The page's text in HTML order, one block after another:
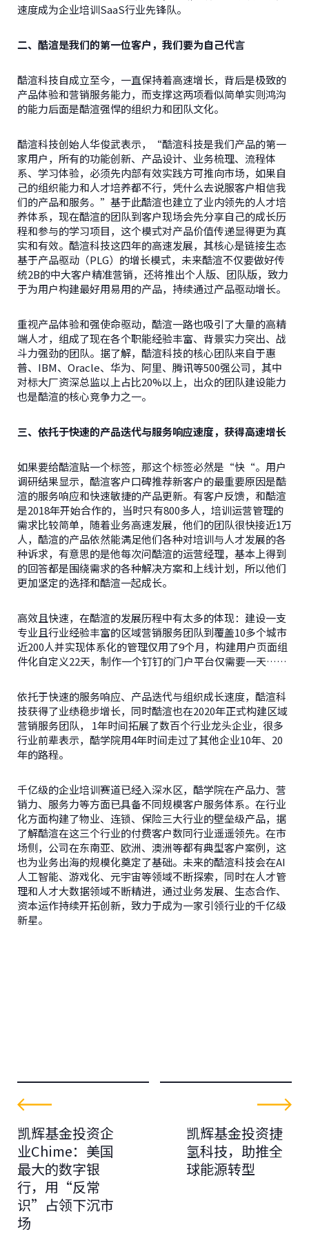
速度成为企业培训SaaS行业先锋队。
二、酷渲是我们的第一位客户，我们要为自己代言
酷渲科技自成立至今，一直保持着高速增长，背后是极致的
产品体验和营销服务能力，而支撑这两项看似简单实则鸿沟
的能力后面是酷渲强悍的组织力和团队文化。
酷渲科技创始人华俊武表示，“酷渲科技是我们产品的第一
家用户，所有的功能创新、产品设计、业务梳理、流程体
系、学习体验，必须先内部有效实践方可推向市场，如果自
己的组织能力和人才培养都不行，凭什么去说服客户相信我
们的产品和服务。”基于此酷渲也建立了业内领先的人才培
养体系，现在酷渲的团队到客户现场会先分享自己的成长历
程和参与的学习项目，这个模式对产品价值传递显得更为真
实和有效。酷渲科技这四年的高速发展，其核心是链接生态
基于产品驱动（PLG）的增长模式，未来酷渲不仅要做好传
统2B的中大客户精准营销，还将推出个人版、团队版，致力
于为用户构建最好用易用的产品，持续通过产品驱动增长。
重视产品体验和强使命驱动，酷渲一路也吸引了大量的高精
端人才，组成了现在各个职能经验丰富、背景实力突出、战
斗力强劲的团队。据了解，酷渲科技的核心团队来自于惠
普、IBM、Oracle、华为、阿里、腾讯等500强公司，其中
对标大厂资深总监以上占比20%以上，出众的团队建设能力
也是酷渲的核心竞争力之一。
三、依托于快速的产品迭代与服务响应速度，获得高速增长
如果要给酷渲贴一个标签，那这个标签必然是“快“。用户
调研结果显示，酷渲客户口碑推荐新客户的最重要原因是酷
渲的服务响应和快速敏捷的产品更新。有客户反馈，和酷渲
是2018年开始合作的，当时只有800多人，培训运营管理的
需求比较简单，随着业务高速发展，他们的团队很快接近1万
人，酷渲的产品依然能满足他们各种对培训与人才发展的各
种诉求，有意思的是他每次问酷渲的运营经理，基本上得到
的回答都是围绕需求的各种解决方案和上线计划，所以他们
更加坚定的选择和酷渲一起成长。
高效且快速，在酷渲的发展历程中有太多的体现：建设一支
专业且行业经验丰富的区域营销服务团队到覆盖10多个城市
近200人并实现体系化的管理仅用了9个月，构建用户页面组
件化自定义22天，制作一个钉钉的门户平台仅需要一天……
依托于快速的服务响应、产品迭代与组织成长速度，酷渲科
技获得了业绩稳步增长，同时酷渲也在2020年正式构建区域
营销服务团队， 1年时间拓展了数百个行业龙头企业，很多
行业前辈表示，酷学院用4年时间走过了其他企业10年、20
年的路程。
千亿级的企业培训赛道已经入深水区，酷学院在产品力、营
销力、服务力等方面已具备不同规模客户服务体系。在行业
化方面构建了物业、连锁、保险三大行业的壁垒级产品，据
了解酷渲在这三个行业的付费客户数同行业遥遥领先。在市
场侧，公司在东南亚、欧洲、澳洲等都有典型客户案例，这
也为业务出海的规模化奠定了基础。未来的酷渲科技会在AI
人工智能、游戏化、元宇宙等领域不断探索，同时在人才管
理和人才大数据领域不断精进，通过业务发展、生态合作、
资本运作持续开拓创新，致力于成为一家引领行业的千亿级
新星。
凯辉基金投资企
业Chime：美国
最大的数字银
行，用“反常
识”占领下沉市
场
凯辉基金投资捷
氢科技，助推全
球能源转型